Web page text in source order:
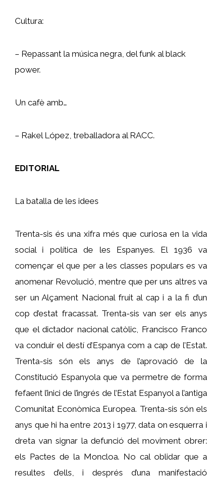
Cultura:
– Repassant la música negra, del funk al black
power.
Un cafè amb…
– Rakel López, treballadora al RACC.
EDITORIAL
La batalla de les idees
Trenta-sis és una xifra més que curiosa en la vida
social i política de les Espanyes. El 1936 va
començar el que per a les classes populars es va
anomenar Revolució, mentre que per uns altres va
ser un Alçament Nacional fruit al cap i a la fi d’un
cop d’estat fracassat. Trenta-sis van ser els anys
que el dictador nacional catòlic, Francisco Franco
va conduir el destí d’Espanya com a cap de l’Estat.
Trenta-sis són els anys de l’aprovació de la
Constitució Espanyola que va permetre de forma
fefaent l’inici de l’ingrés de l’Estat Espanyol a l’antiga
Comunitat Econòmica Europea. Trenta-sis són els
anys que hi ha entre 2013 i 1977, data on esquerra i
dreta van signar la defunció del moviment obrer:
els Pactes de la Moncloa. No cal oblidar que a
resultes d’ells, i després d’una manifestació